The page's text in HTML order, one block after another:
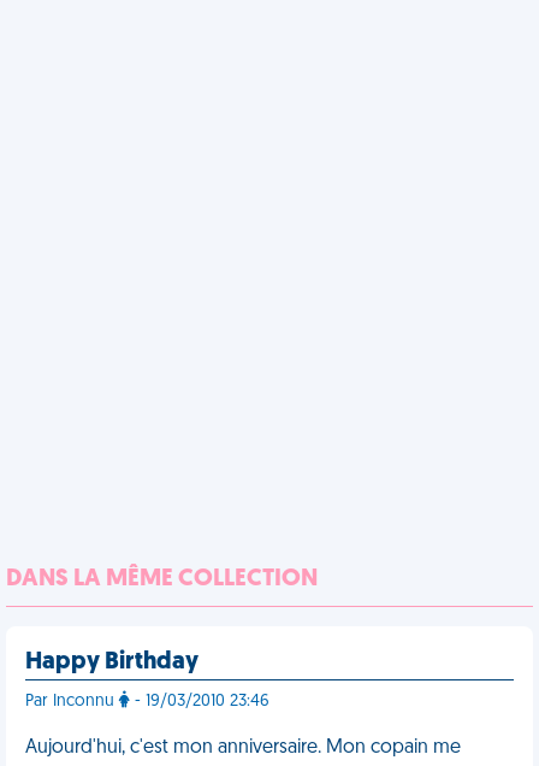
DANS LA MÊME COLLECTION
Happy Birthday
Par Inconnu - 19/03/2010 23:46
Aujourd'hui, c'est mon anniversaire. Mon copain me